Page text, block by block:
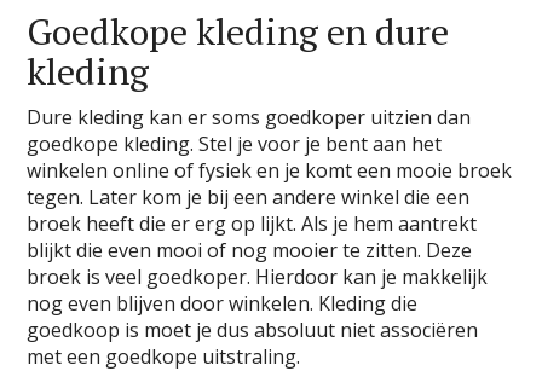
Goedkope kleding en dure
kleding
Dure kleding kan er soms goedkoper uitzien dan
goedkope kleding. Stel je voor je bent aan het
winkelen online of fysiek en je komt een mooie broek
tegen. Later kom je bij een andere winkel die een
broek heeft die er erg op lijkt. Als je hem aantrekt
blijkt die even mooi of nog mooier te zitten. Deze
broek is veel goedkoper. Hierdoor kan je makkelijk
nog even blijven door winkelen. Kleding die
goedkoop is moet je dus absoluut niet associëren
met een goedkope uitstraling.